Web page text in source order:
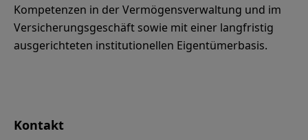
Kompetenzen in der Vermögensverwaltung und im
Versicherungsgeschäft sowie mit einer langfristig
ausgerichteten institutionellen Eigentümerbasis.
Kontakt